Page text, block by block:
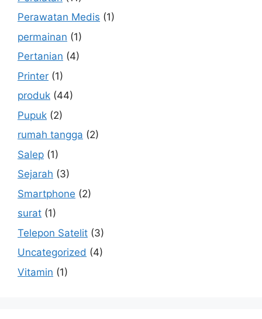
Perawatan Medis (1)
permainan (1)
Pertanian (4)
Printer (1)
produk (44)
Pupuk (2)
rumah tangga (2)
Salep (1)
Sejarah (3)
Smartphone (2)
surat (1)
Telepon Satelit (3)
Uncategorized (4)
Vitamin (1)